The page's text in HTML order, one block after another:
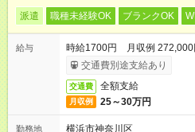
派遣 職種未経験OK ブランクOK
給与
時給1700円 月収例 272,000
交通費別途支給あり
交通費 全額支給
月収例 25～30万円
勤務地
横浜市神奈川区